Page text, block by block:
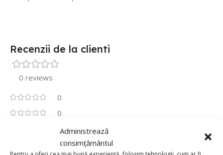
Administrează
consimțământul
Recenzii de la clienti
0 reviews
0
0
0
0